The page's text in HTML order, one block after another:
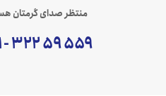
منتظر صدای گرمتان
۵۵۹ ۵۹ ۳۲۲ - ۰۵۱